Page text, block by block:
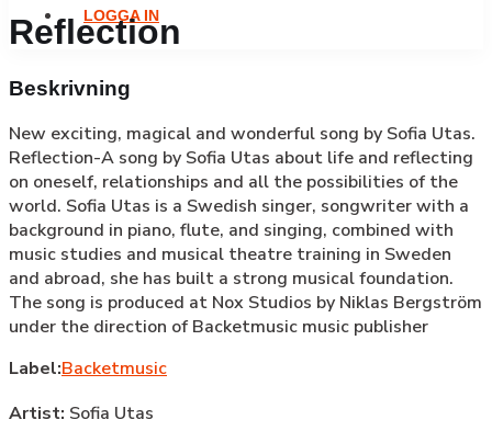
LOGGA IN
Reflection
Beskrivning
New exciting, magical and wonderful song by Sofia Utas.
Reflection-A song by Sofia Utas about life and reflecting
on oneself, relationships and all the possibilities of the
world. Sofia Utas is a Swedish singer, songwriter with a
background in piano, flute, and singing, combined with
music studies and musical theatre training in Sweden
and abroad, she has built a strong musical foundation.
The song is produced at Nox Studios by Niklas Bergström
under the direction of Backetmusic music publisher
Label:Backetmusic
Artist: Sofia Utas